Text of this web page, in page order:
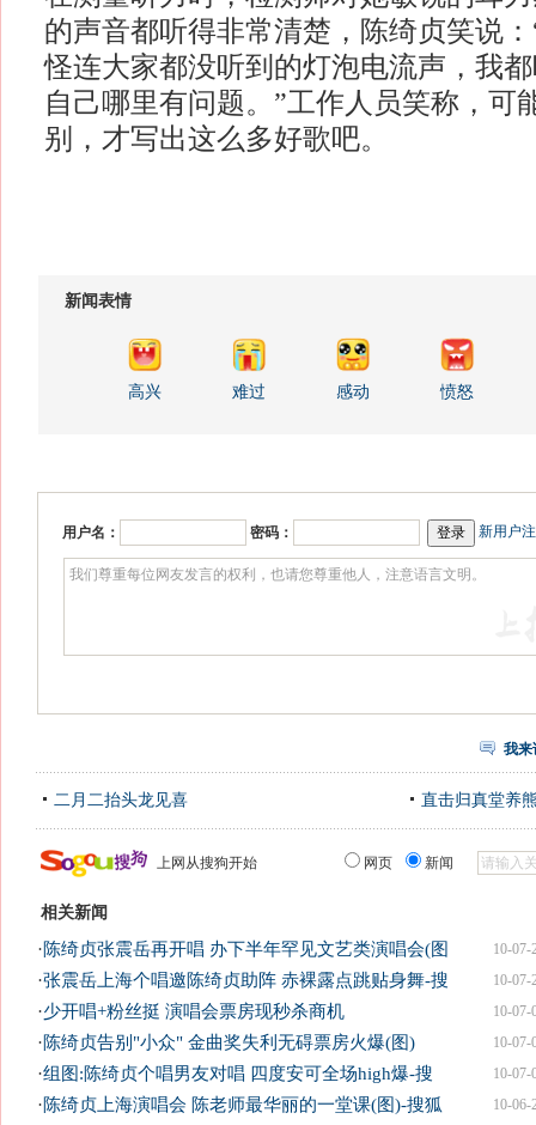
的声音都听得非常清楚，陈绮贞笑说
怪连大家都没听到的灯泡电流声，我
自己哪里有问题。”工作人员笑称，可
别，才写出这么多好歌吧。
新闻表情
高兴 难过 感动 愤怒
用户名： 密码： 新用户
我来
二月二抬头龙见喜 直击归真堂养
上网从搜狗开始 网页 新闻
相关新闻
10-07-
·陈绮贞张震岳再开唱 办下半年罕见文艺类演唱会(图
10-07-
·张震岳上海个唱邀陈绮贞助阵 赤裸露点跳贴身舞-搜
10-07-
·少开唱+粉丝挺 演唱会票房现秒杀商机
10-07-
·陈绮贞告别"小众" 金曲奖失利无碍票房火爆(图)
10-07-
·组图:陈绮贞个唱男友对唱 四度安可全场high爆-搜
10-06-
·陈绮贞上海演唱会 陈老师最华丽的一堂课(图)-搜狐